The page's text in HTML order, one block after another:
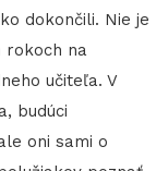
dokončili. Nie je
rokoch na
učiteľa. V
budúci
oni sami o